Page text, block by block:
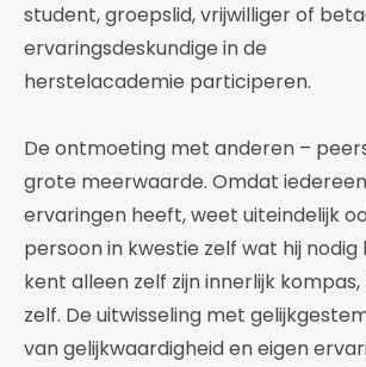
student, groepslid, vrijwilliger of
ervaringsdeskundige in de
herstelacademie participeren.
De ontmoeting met anderen –
grote meerwaarde. Omdat
ervaringen heeft, weet uiteindelijk
persoon in kwestie zelf wat hij
kent alleen zelf zijn innerlijk
zelf. De uitwisseling met
van gelijkwaardigheid en eigen